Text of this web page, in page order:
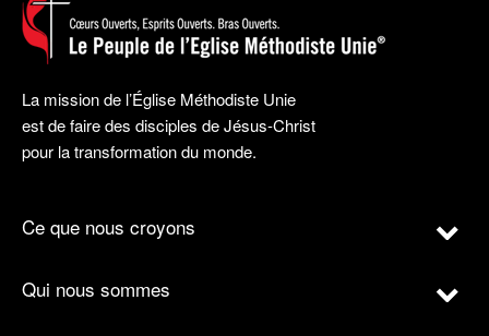
La mission de l’Église Méthodiste Unie
est de faire des disciples de Jésus-Christ
pour la transformation du monde.
Ce que nous croyons
Qui nous sommes